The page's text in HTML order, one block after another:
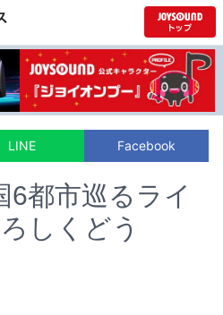
LINE Facebook
6都市巡るライ
しくどう